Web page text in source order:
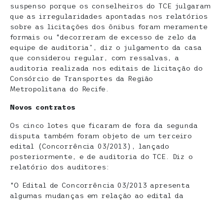
suspenso porque os conselheiros do TCE julgaram
que as irregularidades apontadas nos relatórios
sobre as licitações dos ônibus foram meramente
formais ou “decorreram de excesso de zelo da
equipe de auditoria”, diz o julgamento da casa
que considerou regular, com ressalvas, a
auditoria realizada nos editais de licitação do
Consórcio de Transportes da Região
Metropolitana do Recife.
Novos contratos
Os cinco lotes que ficaram de fora da segunda
disputa também foram objeto de um terceiro
edital (Concorrência 03/2013), lançado
posteriormente, e de auditoria do TCE. Diz o
relatório dos auditores:
“O Edital de Concorrência 03/2013 apresenta
algumas mudanças em relação ao edital da